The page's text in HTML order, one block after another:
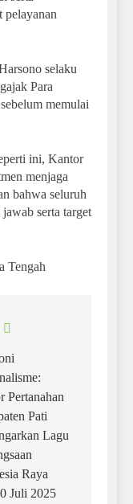
pelayanan
selaku
Para
memulai
ini, Kantor
menjaga
bahwa seluruh
serta target
Tengah
Pertanahan
Pati
Lagu
Raya
Juli 2025